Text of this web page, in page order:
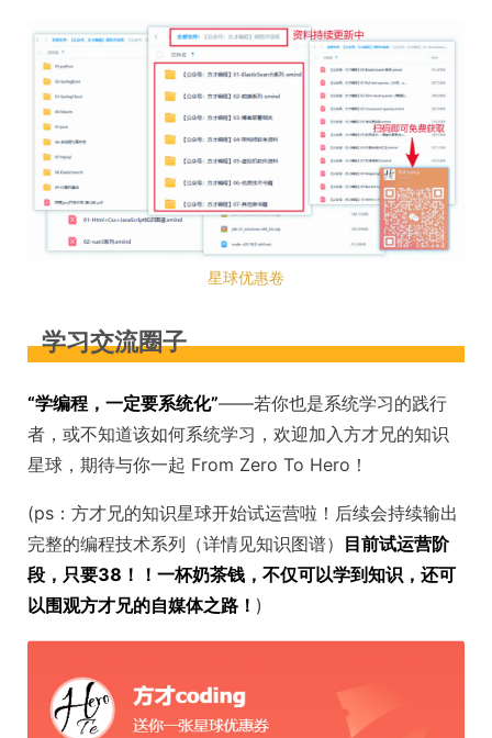
星球优惠卷
学习交流圈子
“学编程，一定要系统化”——若你也是系统学习的践行
者，或不知道该如何系统学习，欢迎加入方才兄的知识
星球，期待与你一起 From Zero To Hero！
(ps：方才兄的知识星球开始试运营啦！后续会持续输出
完整的编程技术系列（详情见知识图谱） 目前试运营阶
段，只要38！！一杯奶茶钱，不仅可以学到知识，还可
以围观方才兄的自媒体之路！ )